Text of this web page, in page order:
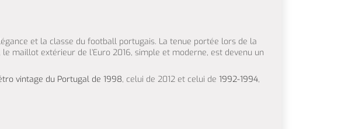
et la classe du football portugais. La tenue portée lors de la
maillot extérieur de l’Euro 2016, simple et moderne, est devenu un
vintage du Portugal de 1998, celui de 2012 et celui de 1992-1994,